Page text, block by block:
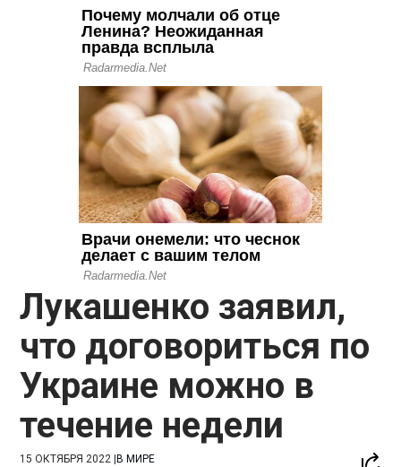
Лукашенко заявил,
что договориться по
Украине можно в
течение недели
15 ОКТЯБРЯ 2022 |В МИРЕ